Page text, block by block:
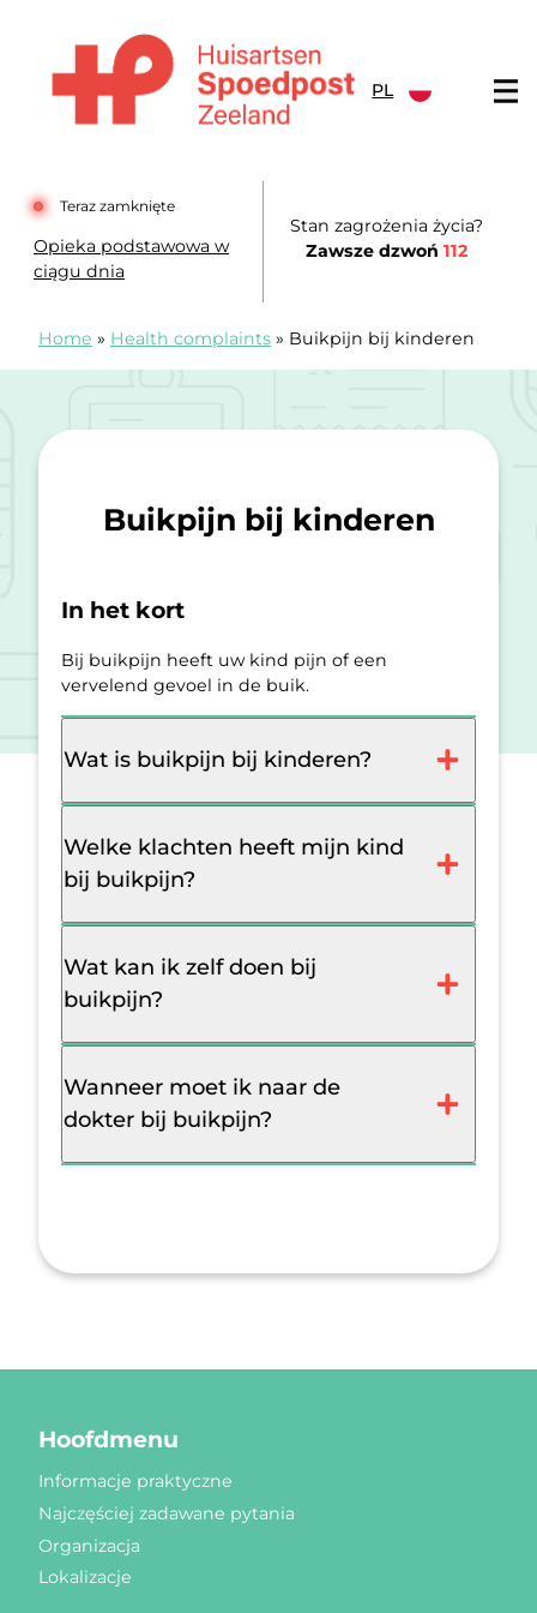
PL
Teraz zamknięte
Opieka podstawowa w
ciągu dnia
Stan zagrożenia życia?
Zawsze dzwoń112
Home » Health complaints » Buikpijn bij kinderen
Buikpijn bij kinderen
In het kort
Bij buikpijn heeft uw kind pijn of een
vervelend gevoel in de buik.
Wat is buikpijn bij kinderen?
Welke klachten heeft mijn kind
bij buikpijn?
Wat kan ik zelf doen bij
buikpijn?
Wanneer moet ik naar de
dokter bij buikpijn?
Hoofdmenu
Informacje praktyczne
Najczęściej zadawane pytania
Organizacja
Lokalizacje